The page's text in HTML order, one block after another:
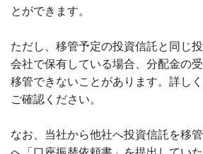
とができます。
ただし、移管予定の投資信託と同じ
会社で保有している場合、分配金の
移管できないことがあります。詳し
ご確認ください。
なお、当社から他社へ投資信託を移